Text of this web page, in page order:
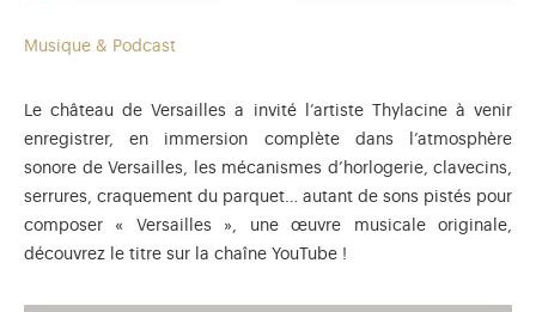
Musique & Podcast
Le château de Versailles a invité l’artiste Thylacine à venir
enregistrer, en immersion complète dans l’atmosphère
sonore de Versailles, les mécanismes d’horlogerie, clavecins,
serrures, craquement du parquet… autant de sons pistés pour
composer « Versailles », une œuvre musicale originale,
découvrez le titre sur la chaîne YouTube !